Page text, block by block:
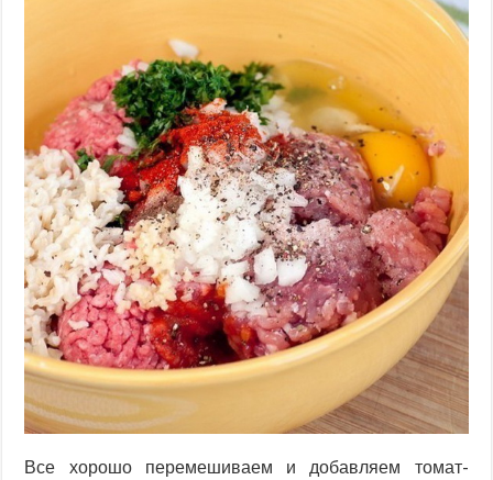
Все хорошо перемешиваем и добавляем томат-